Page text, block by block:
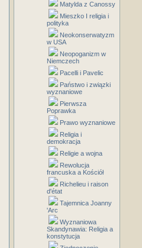
Matylda z Canossy
Mieszko I religia i
polityka
Neokonserwatyzm
w USA
Neopoganizm w
Niemczech
Pacelli i Pavelic
Państwo i związki
wyznaniowe
Pierwsza
Poprawka
Prawo wyznaniowe
Religia i
demokracja
Religie a wojna
Rewolucja
francuska a Kościół
Richelieu i raison
d'état
Tajemnica Joanny
'Arc
Wyznaniowa
Skandynawia: Religia a
konstytucja